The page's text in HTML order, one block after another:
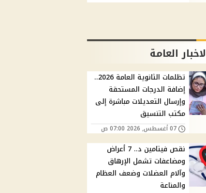
العامة
تظلمات الثانوية العامة 2026..
إضافة الدرجات المستحقة
وإرسال التعديلات مباشرة إلى
مكتب التنسيق
07 أغسطس, 2026 07:00 ص
نقص فيتامين د.. 7 أعراض
ومضاعفات تشمل الإرهاق
وآلام العضلات وضعف العظام
والمناعة